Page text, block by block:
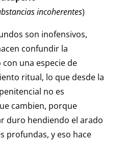
incoherentes)
son inofensivos,
confundir la
una especie de
ritual, lo que desde la
no es
cambien, porque
duro hendiendo el arado
profundas, y eso hace